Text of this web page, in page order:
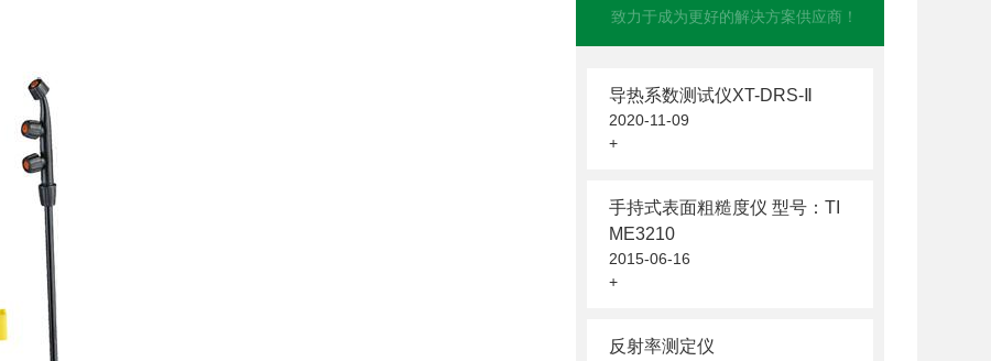
致力于成为更好的解决方案供应商！
导热系数测试仪XT-DRS-Ⅱ
2020-11-09
+
手持式表面粗糙度仪 型号：TI
ME3210
2015-06-16
+
反射率测定仪